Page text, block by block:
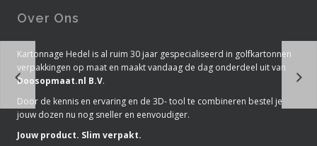
Over Ons
Kartonnage Hedel is al ruim 30 jaar gespecialiseerd in golfkartonnen
verpakkingen op maat en maakt vandaag de dag onderdeel uit van
Doosopmaat.nl B.V.
Door de kennis en ervaring en de 3D- tool te combineren bestel je
jouw dozen nu nog sneller en eenvoudiger.
Jouw product. Slim verpakt.